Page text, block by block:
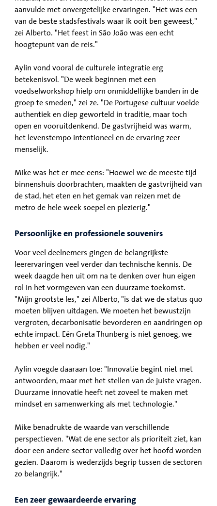
aanvulde met onvergetelijke ervaringen. "Het was een
van de beste stadsfestivals waar ik ooit ben geweest,"
zei Alberto. "Het feest in São João was een echt
hoogtepunt van de reis."
Aylin vond vooral de culturele integratie erg
betekenisvol. "De week beginnen met een
voedselworkshop hielp om onmiddellijke banden in de
groep te smeden," zei ze. "De Portugese cultuur voelde
authentiek en diep geworteld in traditie, maar toch
open en vooruitdenkend. De gastvrijheid was warm,
het levenstempo intentioneel en de ervaring zeer
menselijk.
Mike was het er mee eens: "Hoewel we de meeste tijd
binnenshuis doorbrachten, maakten de gastvrijheid van
de stad, het eten en het gemak van reizen met de
metro de hele week soepel en plezierig."
Persoonlijke en professionele souvenirs
Voor veel deelnemers gingen de belangrijkste
leerervaringen veel verder dan technische kennis. De
week daagde hen uit om na te denken over hun eigen
rol in het vormgeven van een duurzame toekomst.
"Mijn grootste les," zei Alberto, "is dat we de status quo
moeten blijven uitdagen. We moeten het bewustzijn
vergroten, decarbonisatie bevorderen en aandringen op
echte impact. Eén Greta Thunberg is niet genoeg, we
hebben er veel nodig."
Aylin voegde daaraan toe: "Innovatie begint niet met
antwoorden, maar met het stellen van de juiste vragen.
Duurzame innovatie heeft net zoveel te maken met
mindset en samenwerking als met technologie."
Mike benadrukte de waarde van verschillende
perspectieven. "Wat de ene sector als prioriteit ziet, kan
door een andere sector volledig over het hoofd worden
gezien. Daarom is wederzijds begrip tussen de sectoren
zo belangrijk."
Een zeer gewaardeerde ervaring